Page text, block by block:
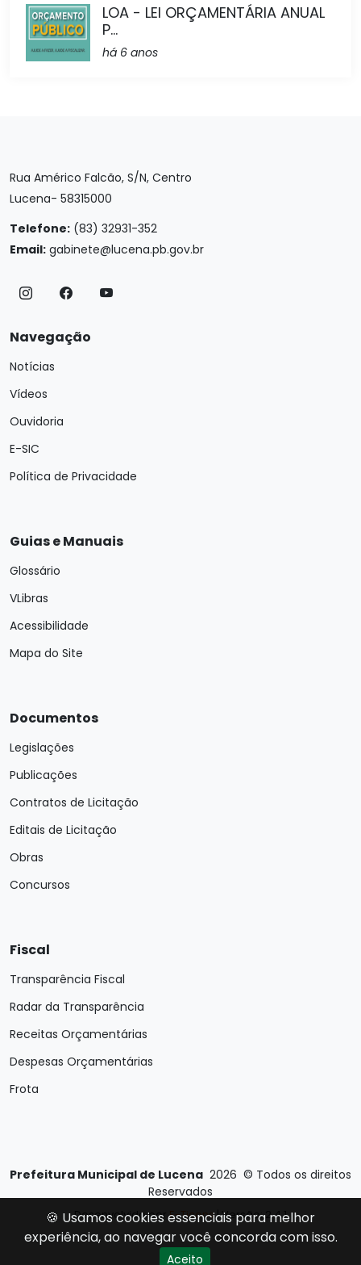
LOA - LEI ORÇAMENTÁRIA ANUAL
P...
há 6 anos
Rua Américo Falcão, S/N, Centro
Lucena- 58315000
Telefone: (83) 32931-352
Email: gabinete@lucena.pb.gov.br
Navegação
Notícias
Vídeos
Ouvidoria
E-SIC
Política de Privacidade
Guias e Manuais
Glossário
VLibras
Acessibilidade
Mapa do Site
Documentos
Legislações
Publicações
Contratos de Licitação
Editais de Licitação
Obras
Concursos
Fiscal
Transparência Fiscal
Radar da Transparência
Receitas Orçamentárias
Despesas Orçamentárias
Frota
Prefeitura Municipal de Lucena 2026 © Todos os direitos
Reservados
Desenvolvido porE-Ticons| Versão: 2.4.1
🍪 Usamos cookies essenciais para melhor
experiência, ao navegar você concorda com isso.
Aceito